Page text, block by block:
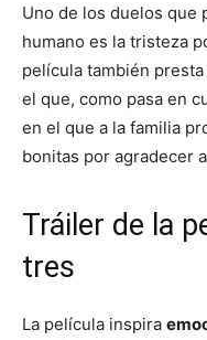
Uno de los duelos que
humano es la tristeza
película también
el que, como pasa en
en el que a la familia
bonitas por agradecer
Tráiler de la
tres
La película inspira